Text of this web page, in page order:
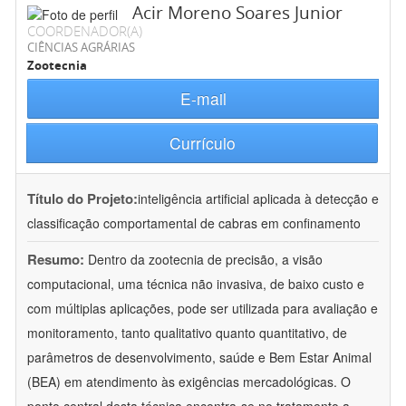
Acir Moreno Soares Junior
COORDENADOR(A)
CIÊNCIAS AGRÁRIAS
Zootecnia
E-mail
Currículo
Título do Projeto:inteligência artificial aplicada à detecção e
classificação comportamental de cabras em confinamento
Resumo: Dentro da zootecnia de precisão, a visão
computacional, uma técnica não invasiva, de baixo custo e
com múltiplas aplicações, pode ser utilizada para avaliação e
monitoramento, tanto qualitativo quanto quantitativo, de
parâmetros de desenvolvimento, saúde e Bem Estar Animal
(BEA) em atendimento às exigências mercadológicas. O